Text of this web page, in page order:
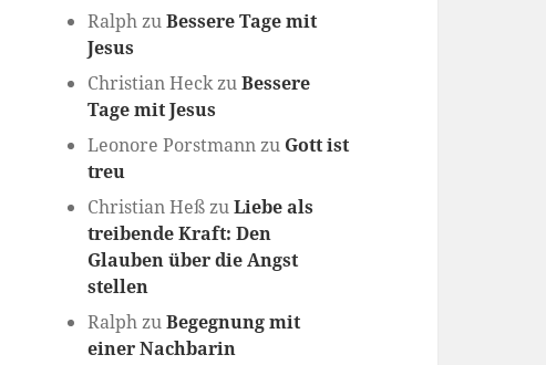
RalphzuBessere Tage mit
Jesus
Christian HeckzuBessere
Tage mit Jesus
Leonore Porstmannzu Gott ist
treu
Christian HeßzuLiebe als
treibende Kraft: Den
Glauben über die Angst
stellen
RalphzuBegegnung mit
einer Nachbarin